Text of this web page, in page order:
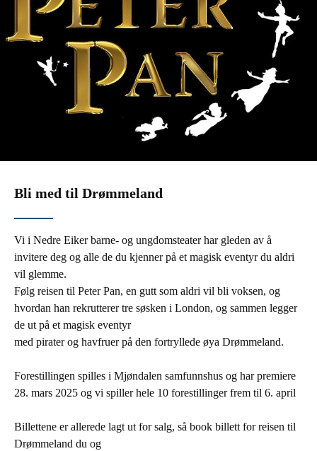
Bli med til Drømmeland
Vi i Nedre Eiker barne- og ungdomsteater har gleden av å
invitere deg og alle de du kjenner på et magisk eventyr du aldri
vil glemme.
Følg reisen til Peter Pan, en gutt som aldri vil bli voksen, og
hvordan han rekrutterer tre søsken i London, og sammen legger
de ut på et magisk eventyr
med pirater og havfruer på den fortryllede øya Drømmeland.
Forestillingen spilles i Mjøndalen samfunnshus og har premiere
28. mars 2025 og vi spiller hele 10 forestillinger frem til 6. april
Billettene er allerede lagt ut for salg, så book billett for reisen til
Drømmeland du og